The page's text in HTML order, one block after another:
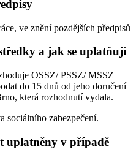
ve znění pozdějších předpisů
a jak se uplatňují
OSSZ/ PSSZ/ MSSZ
do 15 dnů od jeho doručení
která rozhodnutí vydala.
sociálního zabezpečení.
uplatněny v případě